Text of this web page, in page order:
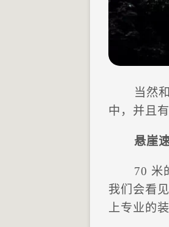
当然
中，并且
悬崖
70 米
我们会看
上专业的